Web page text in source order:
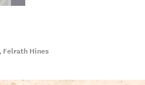
Felrath Hines